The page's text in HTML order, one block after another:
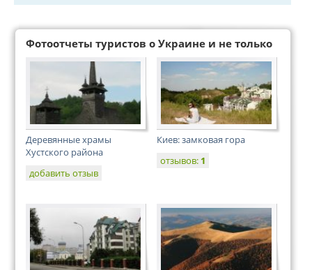
Фотоотчеты туристов о Украине и не только
Деревянные храмы
Хустского района
добавить отзыв
Киев: замковая гора
отзывов: 1